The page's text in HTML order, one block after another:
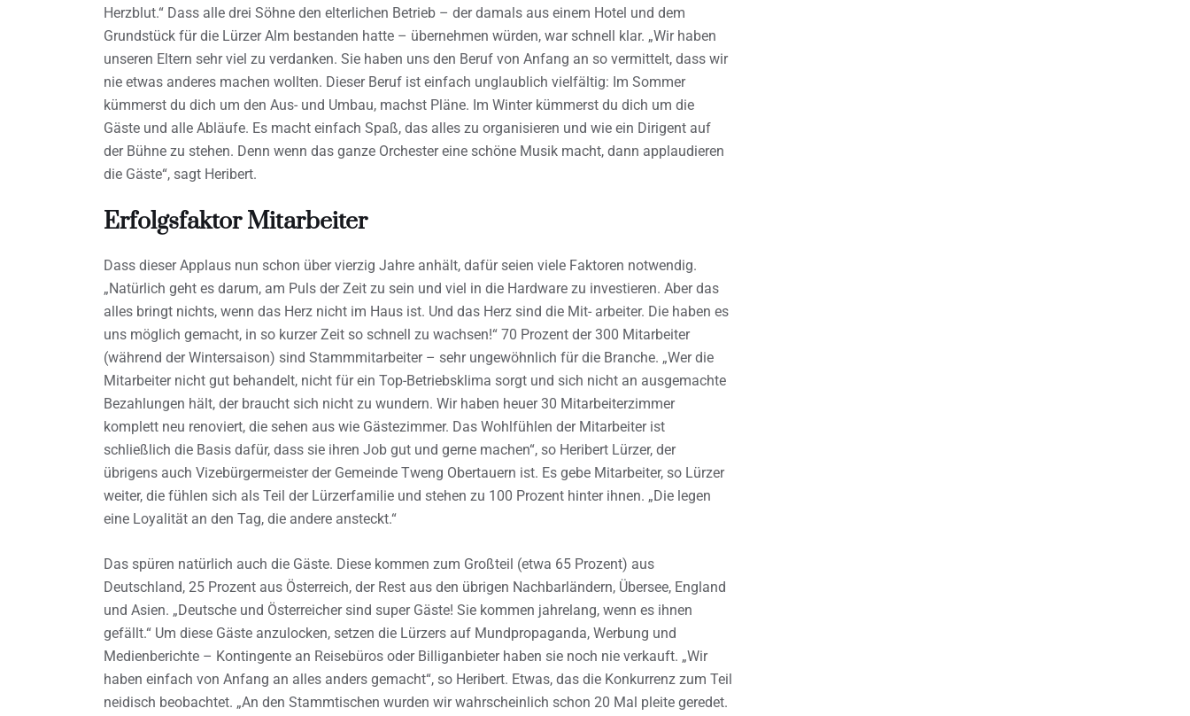
Herzblut.“ Dass alle drei Söhne den elterlichen Betrieb – der damals aus einem Hotel und dem
Grundstück für die Lürzer Alm bestanden hatte – übernehmen würden, war schnell klar. „Wir haben
unseren Eltern sehr viel zu verdanken. Sie haben uns den Beruf von Anfang an so vermittelt, dass wir
nie etwas anderes machen wollten. Dieser Beruf ist einfach unglaublich vielfältig: Im Sommer
kümmerst du dich um den Aus- und Umbau, machst Pläne. Im Winter kümmerst du dich um die
Gäste und alle Abläufe. Es macht einfach Spaß, das alles zu organisieren und wie ein Dirigent auf
der Bühne zu stehen. Denn wenn das ganze Orchester eine schöne Musik macht, dann applaudieren
die Gäste“, sagt Heribert.
Erfolgsfaktor Mitarbeiter
Dass dieser Applaus nun schon über vierzig Jahre anhält, dafür seien viele Faktoren notwendig.
„Natürlich geht es darum, am Puls der Zeit zu sein und viel in die Hardware zu investieren. Aber das
alles bringt nichts, wenn das Herz nicht im Haus ist. Und das Herz sind die Mit- arbeiter. Die haben es
uns möglich gemacht, in so kurzer Zeit so schnell zu wachsen!“ 70 Prozent der 300 Mitarbeiter
(während der Wintersaison) sind Stammmitarbeiter – sehr ungewöhnlich für die Branche. „Wer die
Mitarbeiter nicht gut behandelt, nicht für ein Top-Betriebsklima sorgt und sich nicht an ausgemachte
Bezahlungen hält, der braucht sich nicht zu wundern. Wir haben heuer 30 Mitarbeiterzimmer
komplett neu renoviert, die sehen aus wie Gästezimmer. Das Wohlfühlen der Mitarbeiter ist
schließlich die Basis dafür, dass sie ihren Job gut und gerne machen“, so Heribert Lürzer, der
übrigens auch Vizebürgermeister der Gemeinde Tweng Obertauern ist. Es gebe Mitarbeiter, so Lürzer
weiter, die fühlen sich als Teil der Lürzerfamilie und stehen zu 100 Prozent hinter ihnen. „Die legen
eine Loyalität an den Tag, die andere ansteckt.“
Das spüren natürlich auch die Gäste. Diese kommen zum Großteil (etwa 65 Prozent) aus
Deutschland, 25 Prozent aus Österreich, der Rest aus den übrigen Nachbarländern, Übersee, England
und Asien. „Deutsche und Österreicher sind super Gäste! Sie kommen jahrelang, wenn es ihnen
gefällt.“ Um diese Gäste anzulocken, setzen die Lürzers auf Mundpropaganda, Werbung und
Medienberichte – Kontingente an Reisebüros oder Billiganbieter haben sie noch nie verkauft. „Wir
haben einfach von Anfang an alles anders gemacht“, so Heribert. Etwas, das die Konkurrenz zum Teil
neidisch beobachtet. „An den Stammtischen wurden wir wahrscheinlich schon 20 Mal pleite geredet.